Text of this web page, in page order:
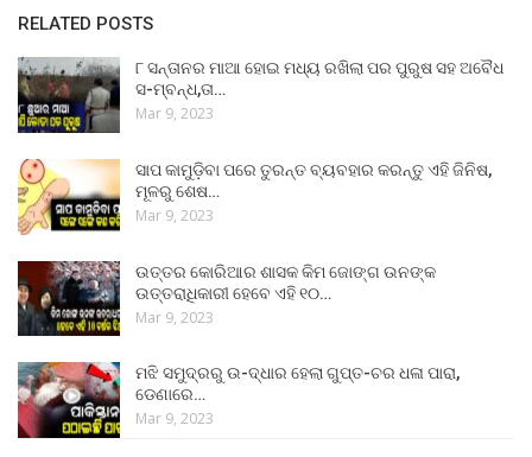
RELATED POSTS
୮ ସନ୍ତାନର ମାଆ ହୋଇ ମଧ୍ୟ ରଖିଲା ପର ପୁରୁଷ ସହ ଅବୈଧ
ସ-ମ୍ବନ୍ଧ,ତା…
Mar 9, 2023
ସାପ କାମୁଡ଼ିବା ପରେ ତୁରନ୍ତ ବ୍ୟବହାର କରନ୍ତୁ ଏହି ଜିନିଷ,
ମୂଳରୁ ଶେଷ…
Mar 9, 2023
ଉତ୍ତର କୋରିଆର ଶାସକ କିମ ଜୋଙ୍ଗ ଉନଙ୍କ
ଉତ୍ତରାଧିକାରୀ ହେବେ ଏହି ୧୦…
Mar 9, 2023
ମଝି ସମୁଦ୍ରରୁ ଉ-ଦ୍ଧାର ହେଲା ଗୁପ୍ତ-ଚର ଧଳା ପାରା,
ଡେଣାରେ…
Mar 9, 2023